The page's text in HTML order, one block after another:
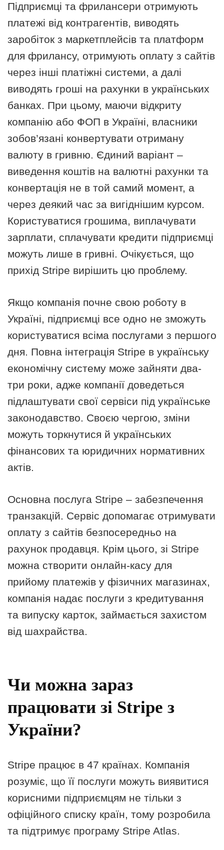
Підприємці та фрилансери отримують
платежі від контрагентів, виводять
заробіток з маркетплейсів та платформ
для фрилансу, отримують оплату з сайтів
через інші платіжні системи, а далі
виводять гроші на рахунки в українських
банках. При цьому, маючи відкриту
компанію або ФОП в Україні, власники
зобов’язані конвертувати отриману
валюту в гривню. Єдиний варіант –
виведення коштів на валютні рахунки та
конвертація не в той самий момент, а
через деякий час за вигіднішим курсом.
Користуватися грошима, виплачувати
зарплати, сплачувати кредити підприємці
можуть лише в гривні. Очікується, що
прихід Stripe вирішить цю проблему.
Якщо компанія почне свою роботу в
Україні, підприємці все одно не зможуть
користуватися всіма послугами з першого
дня. Повна інтеграція Stripe в українську
економічну систему може зайняти два-
три роки, адже компанії доведеться
підлаштувати свої сервіси під українське
законодавство. Своєю чергою, зміни
можуть торкнутися й українських
фінансових та юридичних нормативних
актів.
Основна послуга Stripe – забезпечення
транзакцій. Сервіс допомагає отримувати
оплату з сайтів безпосередньо на
рахунок продавця. Крім цього, зі Stripe
можна створити онлайн-касу для
прийому платежів у фізичних магазинах,
компанія надає послуги з кредитування
та випуску карток, займається захистом
від шахрайства.
Чи можна зараз
працювати зі Stripe з
України?
Stripe працює в 47 країнах. Компанія
розуміє, що її послуги можуть виявитися
корисними підприємцям не тільки з
офіційного списку країн, тому розробила
та підтримує програму Stripe Atlas.